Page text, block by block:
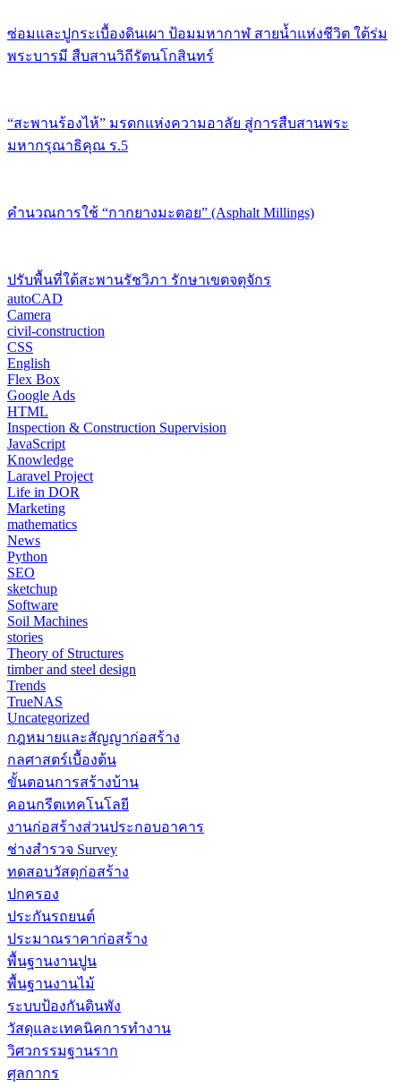
ซ่อมและปูกระเบื้องดินเผา ป้อมมหากาฬ สายน้ำแห่งชีวิต ใต้ร่ม
พระบารมี สืบสานวิถีรัตนโกสินทร์
“สะพานร้องไห้” มรดกแห่งความอาลัย สู่การสืบสานพระ
มหากรุณาธิคุณ ร.5
คำนวณการใช้ “กากยางมะตอย” (Asphalt Millings)
ปรับพื้นที่ใต้สะพานรัชวิภา รักษาเขตจตุจักร
autoCAD
Camera
civil-construction
CSS
English
Flex Box
Google Ads
HTML
Inspection & Construction Supervision
JavaScript
Knowledge
Laravel Project
Life in DOR
Marketing
mathematics
News
Python
SEO
sketchup
Software
Soil Machines
stories
Theory of Structures
timber and steel design
Trends
TrueNAS
Uncategorized
กฎหมายและสัญญาก่อสร้าง
กลศาสตร์เบื้องต้น
ขั้นตอนการสร้างบ้าน
คอนกรีตเทคโนโลยี
งานก่อสร้างส่วนประกอบอาคาร
ช่างสำรวจ Survey
ทดสอบวัสดุก่อสร้าง
ปกครอง
ประกันรถยนต์
ประมาณราคาก่อสร้าง
พื้นฐานงานปูน
พื้นฐานงานไม้
ระบบป้องกันดินพัง
วัสดุและเทคนิคการทำงาน
วิศวกรรมฐานราก
ศุลกากร